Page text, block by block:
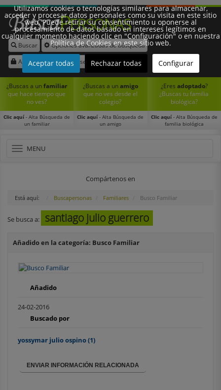
Buscar
Opciones avanzadas de búsqueda
Acceder
Registrarse
¿Buscas a unfamiliar
que hace tiempo que
no ves?
Clic aquí- Alta Búsqueda de
un familiar
¿Buscas a unamigo
que no ves desde el
colegio?
Clic aquí- Alta Búsqueda de
un amigo
¿Eres adoptado?
¿Buscas tu familia
biológica?
Clic aquí- Alta Búsqueda de
familia biológica
MENU
Compártenos en
Está aquí: Buscapersonas Familiares Busco Familiar
Se busca a: santiago julio guerrero
Añadido en la categoría: Busco Familiar
Añadido
24-02-2016
Buscado por
yossymar julio ospino(1)
ENVIAR INFORMACIÓN RELACIONADA
Utilizamos cookies o tecnologías similares para almacenar,
acceder y procesar datos personales como su visita en este sitio
web. Puede retirar su consentimiento u oponerse al
procesamiento de datos basado en intereses legítimos en
cualquier momento haciendo clic en "Configuración" o en nuestra
Política de Cookies en este sitio web.
Aceptar todas Rechazar todas Configurar